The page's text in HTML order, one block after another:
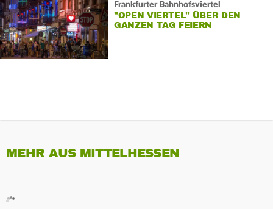
Frankfurter Bahnhofsviertel
"OPEN VIERTEL" ÜBER DEN
GANZEN TAG FEIERN
MEHR AUS MITTELHESSEN